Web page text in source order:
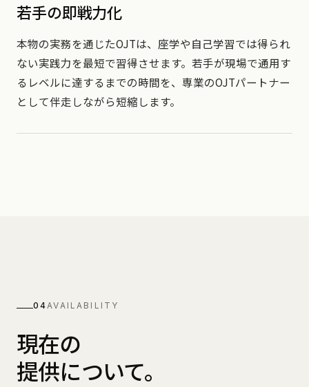
若手の即戦力化
本物の実務を通じたOJTは、座学や自己学習では得られ
ない実践力を最短で習得させます。若手が現場で通用す
るレベルに達するまでの時間を、専業のOJTパートナー
として伴走しながら短縮します。
04AVAILABILITY
現在の
提供について。